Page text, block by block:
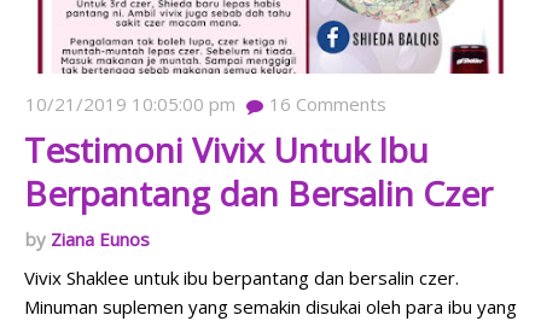
10/21/2019 10:05:00 pm 16 Comments
Testimoni Vivix Untuk Ibu
Berpantang dan Bersalin Czer
Ziana Eunos
Vivix Shaklee untuk ibu berpantang dan bersalin czer.
Minuman suplemen yang semakin disukai oleh para ibu yang